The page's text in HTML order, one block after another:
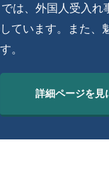
は、外国人受入
ています。また、
。
詳細ページを見